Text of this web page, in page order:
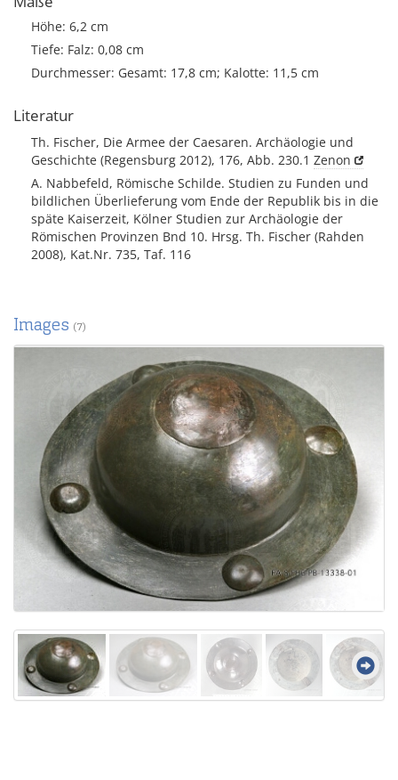
Höhe: 6,2 cm
Tiefe: Falz: 0,08 cm
Durchmesser: Gesamt: 17,8 cm; Kalotte: 11,5 cm
Literatur
Th. Fischer, Die Armee der Caesaren. Archäologie und
Geschichte (Regensburg 2012), 176, Abb. 230.1 Zenon
A. Nabbefeld, Römische Schilde. Studien zu Funden und
bildlichen Überlieferung vom Ende der Republik bis in die
späte Kaiserzeit, Kölner Studien zur Archäologie der
Römischen Provinzen Bnd 10. Hrsg. Th. Fischer (Rahden
2008), Kat.Nr. 735, Taf. 116
Images (7)